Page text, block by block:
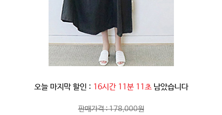
오늘 마지막 할인 : 16시간 11분 08초 남았습니다
판매가격 : 178,000원